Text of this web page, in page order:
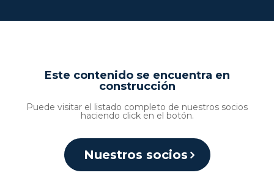
Este contenido se encuentra en
construcción
Puede visitar el listado completo de nuestros socios
haciendo click en el botón.
Nuestros socios